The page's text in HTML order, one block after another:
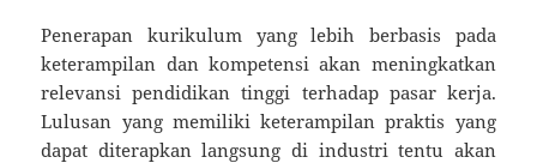
Penerapan kurikulum yang lebih berbasis pada
keterampilan dan kompetensi akan meningkatkan
relevansi pendidikan tinggi terhadap pasar kerja.
Lulusan yang memiliki keterampilan praktis yang
dapat diterapkan langsung di industri tentu akan